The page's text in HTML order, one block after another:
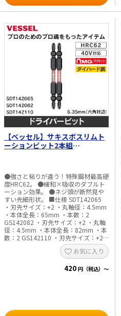
【ベッセル】サキスボスリムト
ーションビット2本組
●強さと粘りが違う！特殊鋼材最高硬
度HRC62。 ●緩和×吸収のダブルト
ーション効果。 ●ネジ頭が断然見や
すい先細形状。 ■仕様 SDT142065
・刃先サイズ：+2 ・丸軸径：4.5mm
・本体全長：65mm ・本数：2
GS142082 ・刃先サイズ：+2 ・丸軸
径：4.5mm ・本体全長：82mm ・本
数：2 GS142110 ・刃先サイズ：+2
・丸軸径：4.5mm ・本体全長：
お気に入り
420 円（税込）～